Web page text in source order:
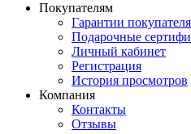
Покупателям
Гарантии покупателя
Подарочные
Личный кабинет
Регистрация
История просмотров
Компания
Контакты
Отзывы